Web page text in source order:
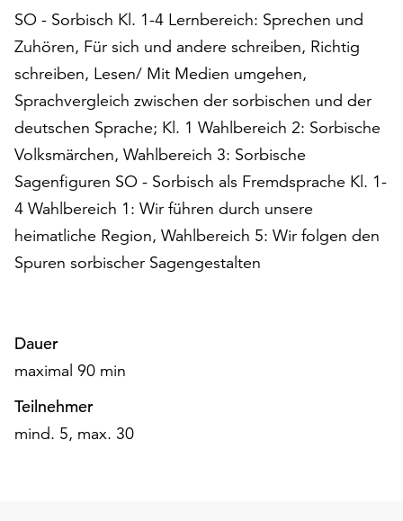
die
Schaltfläche
„Cookie-
Einstellungen“
zur
Verfügung.
Funktionale
Cookies
werden
auch
ohne
Ihr
Einverständnis
Möchten
Sie
die
verwendeten
Cookies
anpassen,
SO - Sorbisch Kl. 1-4 Lernbereich: Sprechen und
Zuhören, Für sich und andere schreiben, Richtig
schreiben, Lesen/ Mit Medien umgehen,
Sprachvergleich zwischen der sorbischen und der
deutschen Sprache; Kl. 1 Wahlbereich 2: Sorbische
Volksmärchen, Wahlbereich 3: Sorbische
Sagenfiguren SO - Sorbisch als Fremdsprache Kl. 1-
4 Wahlbereich 1: Wir führen durch unsere
heimatliche Region, Wahlbereich 5: Wir folgen den
Spuren sorbischer Sagengestalten
Dauer
maximal 90 min
Teilnehmer
mind. 5, max. 30